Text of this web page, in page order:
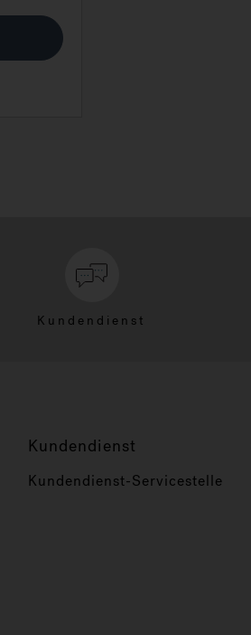
Kundendienst
Kundendienst
Kundendienst-Servicestelle